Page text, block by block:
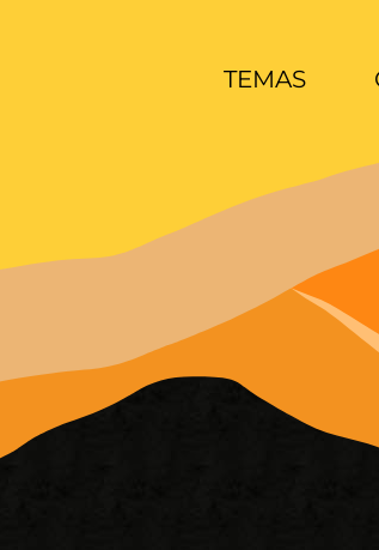
TEMAS